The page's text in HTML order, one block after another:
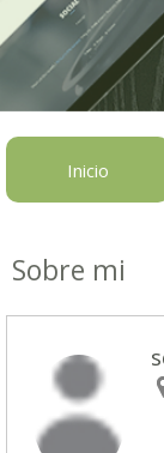
Inicio
Sobre mi